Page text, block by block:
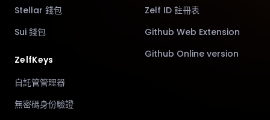
Stellar 錢包
Sui 錢包
ZelfKeys
自託管管理器
無密碼身份驗證
Zelf ID 註冊表
Github Web Extension
Github Online version